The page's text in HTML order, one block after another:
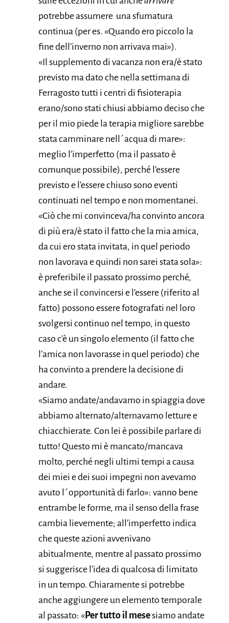
potrebbe assumere una sfumatura
continua (per es. «Quando ero piccolo la
fine dell’inverno non arrivava mai»).
«Il supplemento di vacanza non era/è stato
previsto ma dato che nella settimana di
Ferragosto tutti i centri di fisioterapia
erano/sono stati chiusi abbiamo deciso che
per il mio piede la terapia migliore sarebbe
stata camminare nell´acqua di mare»:
meglio l’imperfetto (ma il passato è
comunque possibile), perché l’essere
previsto e l’essere chiuso sono eventi
continuati nel tempo e non momentanei.
«Ciò che mi convinceva/ha convinto ancora
di più era/è stato il fatto che la mia amica,
da cui ero stata invitata, in quel periodo
non lavorava e quindi non sarei stata sola»:
è preferibile il passato prossimo perché,
anche se il convincersi e l’essere (riferito al
fatto) possono essere fotografati nel loro
svolgersi continuo nel tempo, in questo
caso c’è un singolo elemento (il fatto che
l’amica non lavorasse in quel periodo) che
ha convinto a prendere la decisione di
andare.
«Siamo andate/andavamo in spiaggia dove
abbiamo alternato/alternavamo letture e
chiacchierate. Con lei è possibile parlare di
tutto! Questo mi è mancato/mancava
molto, perché negli ultimi tempi a causa
dei miei e dei suoi impegni non avevamo
avuto l´opportunità di farlo»: vanno bene
entrambe le forme, ma il senso della frase
cambia lievemente; all’imperfetto indica
che queste azioni avvenivano
abitualmente, mentre al passato prossimo
si suggerisce l’idea di qualcosa di limitato
in un tempo. Chiaramente si potrebbe
anche aggiungere un elemento temporale
al passato: «Per tutto il mesesiamo andate